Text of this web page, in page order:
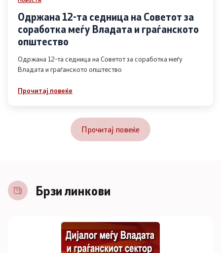
Одржана 12-та седница на Советот за
соработка меѓу Владата и граѓанското
општество
Одржана 12-та седница на Советот за соработка меѓу
Владата и граѓанското општество
Прочитај повеќе
Прочитај повеќе
Брзи линкови